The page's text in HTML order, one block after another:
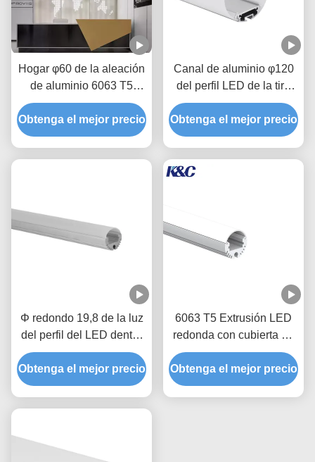
Hogar φ60 de la aleación
de aluminio 6063 T5
alrededor del perfil del
LED para la luz
pendiente
Obtenga el mejor precio
Canal de aluminio φ120
del perfil LED de la tira
dentro de la tira de 50m m
LED para la iluminación
pendiente
Obtenga el mejor precio
Φ redondo 19,8 de la luz
del perfil del LED dentro
de la tira llevada 10m m
para la luz pendiente
Obtenga el mejor precio
6063 T5 Extrusión LED
redonda con cubierta de
PC para la instalación en
suspensión
Obtenga el mejor precio